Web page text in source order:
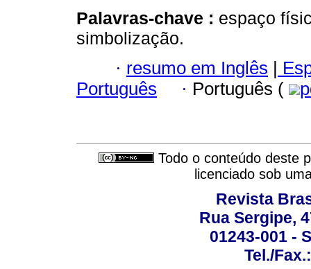
Palavras-chave : espaço
simbolização.
· resumo em Inglês |
Português
· Português (
Todo o conteúdo deste
licenciado sob
Revista
Rua Sergipe,
01243-001 -
Tel./